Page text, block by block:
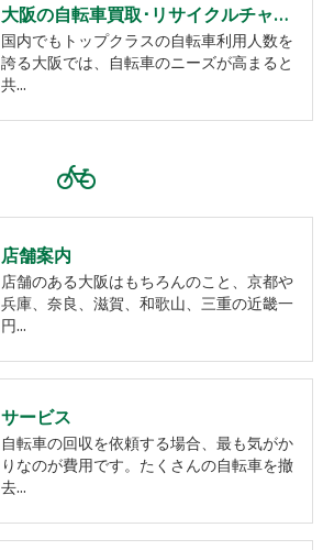
大阪の自転車買取･リサイクルチャーリーの評判
国内でもトップクラスの自転車利用人数を
誇る大阪では、自転車のニーズが高まると
共…
店舗案内
店舗のある大阪はもちろんのこと、京都や
兵庫、奈良、滋賀、和歌山、三重の近畿一
円…
サービス
自転車の回収を依頼する場合、最も気がか
りなのが費用です。たくさんの自転車を撤
去…